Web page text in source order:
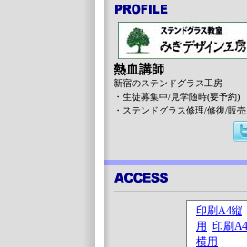
熱血講師
新宿のステンドグラス工房
・生徒募集中/見学随時(要予約)
・ステンドグラス修理/修復/販売